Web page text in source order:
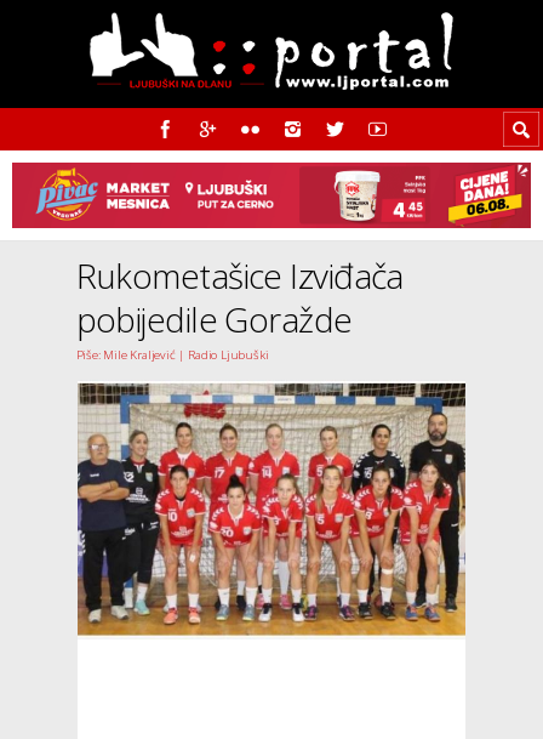
Rukometašice Izviđača
pobijedile Goražde
Piše: Mile Kraljević | Radio Ljubuški